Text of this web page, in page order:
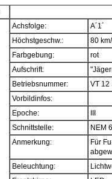
Achsfolge:
A´1´
Höchstgeschw.:
80
Farbgebung:
rot
Aufschrift:
Betriebsnummer:
VT 12
Vorbildinfos:
Epoche:
Schnittstelle:
NEM
Anmerkung:
Für
Beleuchtung: